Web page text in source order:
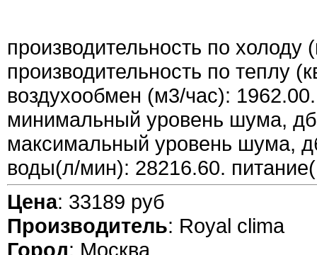
производительность по холоду
производительность по теплу
воздухообмен (м3/час):
минимальный уровень шума,
максимальный уровень шума,
воды(л/мин): 28216.60.
Цена: 33189 руб
Производитель: Royal clima
Город: Москва